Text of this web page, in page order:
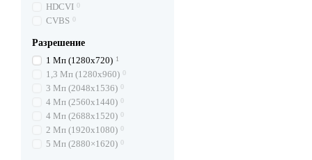
HDCVI 0
CVBS 0
Разрешение
1 Mп (1280х720) 1
1,3 Mп (1280х960) 0
3 Mп (2048х1536) 0
4 Mп (2560х1440) 0
4 Mп (2688х1520) 0
2 Mп (1920х1080) 0
5 Mп (2880×1620) 0